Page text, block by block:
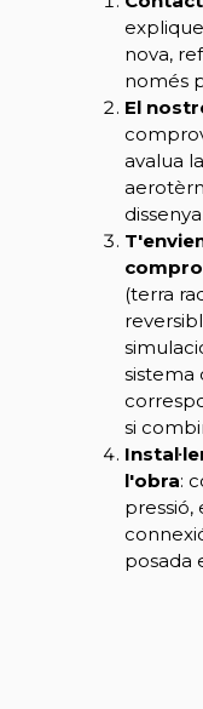
nova,
només
El
avalua
(terra
sistema
si
l'obra:
posada